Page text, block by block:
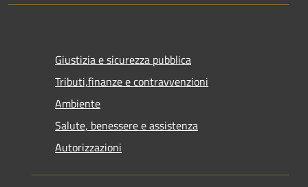
Giustizia e sicurezza pubblica
Tributi,finanze e contravvenzioni
Ambiente
Salute, benessere e assistenza
Autorizzazioni